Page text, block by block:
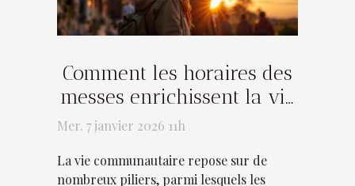
Comment les horaires des
messes enrichissent la vie
communautaire ?
Mer. 7 janvier 2026 11h
La vie communautaire repose sur de
nombreux piliers, parmi lesquels les